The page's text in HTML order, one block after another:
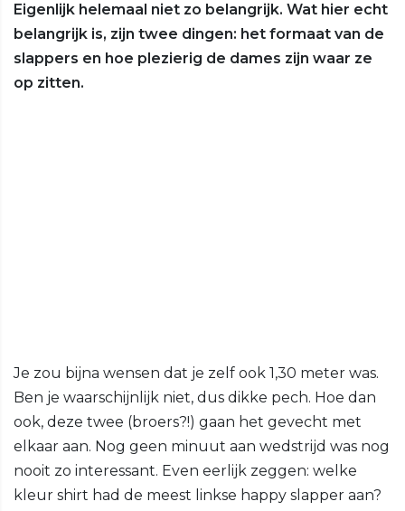
Eigenlijk helemaal niet zo belangrijk. Wat hier echt
belangrijk is, zijn twee dingen: het formaat van de
slappers en hoe plezierig de dames zijn waar ze
op zitten.
Je zou bijna wensen dat je zelf ook 1,30 meter was.
Ben je waarschijnlijk niet, dus dikke pech. Hoe dan
ook, deze twee (broers?!) gaan het gevecht met
elkaar aan. Nog geen minuut aan wedstrijd was nog
nooit zo interessant. Even eerlijk zeggen: welke
kleur shirt had de meest linkse happy slapper aan?